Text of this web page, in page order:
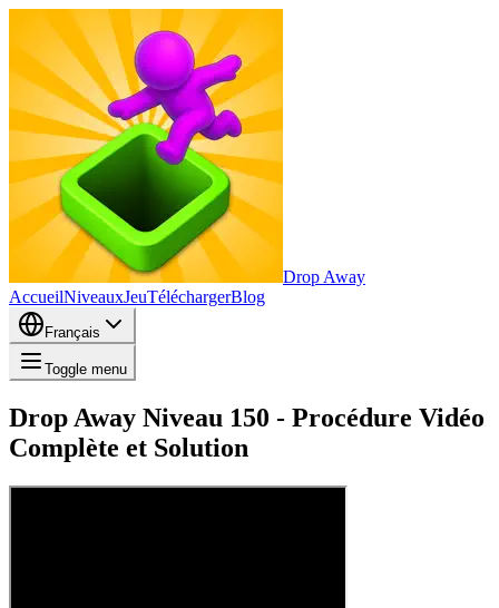
Drop Away
AccueilNiveauxJeuTéléchargerBlog
Français
Toggle menu
Drop Away Niveau 150 - Procédure Vidéo
Complète et Solution